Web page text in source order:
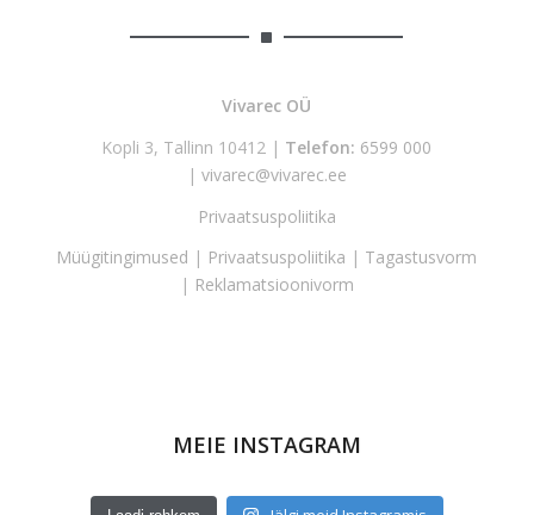
Vivarec OÜ
Kopli 3, Tallinn 10412 | Telefon: 6599 000
| vivarec@vivarec.ee
Privaatsuspoliitika
Müügitingimused | Privaatsuspoliitika | Tagastusvorm
| Reklamatsioonivorm
MEIE INSTAGRAM